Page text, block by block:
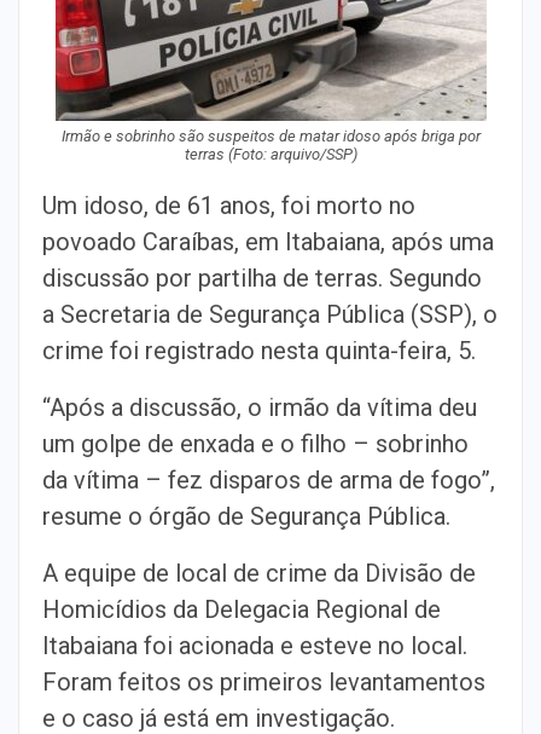
Irmão e sobrinho são suspeitos de matar idoso após briga por
terras (Foto: arquivo/SSP)
Um idoso, de 61 anos, foi morto no
povoado Caraíbas, em Itabaiana, após uma
discussão por partilha de terras. Segundo
a Secretaria de Segurança Pública (SSP), o
crime foi registrado nesta quinta-feira, 5.
“Após a discussão, o irmão da vítima deu
um golpe de enxada e o filho – sobrinho
da vítima – fez disparos de arma de fogo”,
resume o órgão de Segurança Pública.
A equipe de local de crime da Divisão de
Homicídios da Delegacia Regional de
Itabaiana foi acionada e esteve no local.
Foram feitos os primeiros levantamentos
e o caso já está em investigação.